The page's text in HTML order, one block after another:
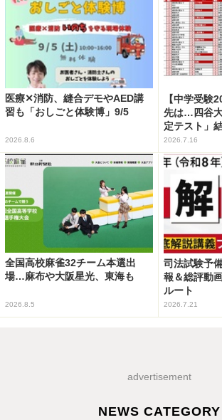
医療✕消防、縫合デモやAED講
習も「おしごと体験博」9/5
2026.8.6
【中学受験
先は…四谷
定テスト」
2026.7.16
全国高校麻雀32チーム本選出
場…麻布や大阪星光、東海も
2026.8.5
司法試験予
報＆総評動
ルート
2026.7.21
advertisement
NEWS CATEGORY